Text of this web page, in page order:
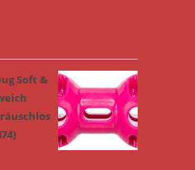
Soft &